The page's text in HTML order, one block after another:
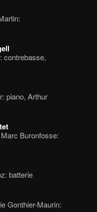
contrebasse,
piano, Arthur
Buronfosse:
batterie
Gonthier-Maurin: